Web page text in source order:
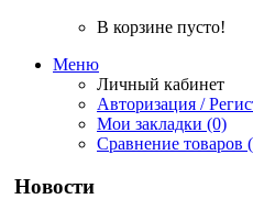
В корзине пусто!
Меню
Личный кабинет
Авторизация /
Мои закладки (0)
Сравнение товаров
Новости